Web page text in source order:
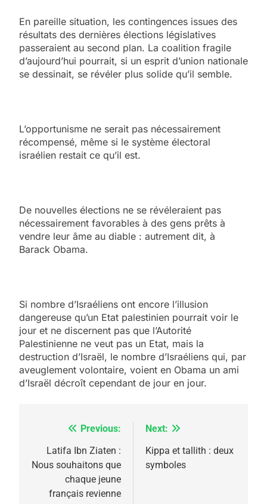
En pareille situation, les contingences issues des
résultats des dernières élections législatives
passeraient au second plan. La coalition fragile
d’aujourd’hui pourrait, si un esprit d’union nationale
se dessinait, se révéler plus solide qu’il semble.
L’opportunisme ne serait pas nécessairement
récompensé, même si le système électoral
israélien restait ce qu’il est.
De nouvelles élections ne se révéleraient pas
nécessairement favorables à des gens prêts à
vendre leur âme au diable : autrement dit, à
Barack Obama.
Si nombre d’Israéliens ont encore l’illusion
dangereuse qu’un Etat palestinien pourrait voir le
jour et ne discernent pas que l’Autorité
Palestinienne ne veut pas un Etat, mais la
destruction d’Israël, le nombre d’Israéliens qui, par
aveuglement volontaire, voient en Obama un ami
d’Israël décroît cependant de jour en jour.
Navigation
l’article
Previous:
Latifa Ibn Ziaten :
Nous souhaitons que
chaque jeune
français revienne
Next:
Kippa et tallith : deux
symboles